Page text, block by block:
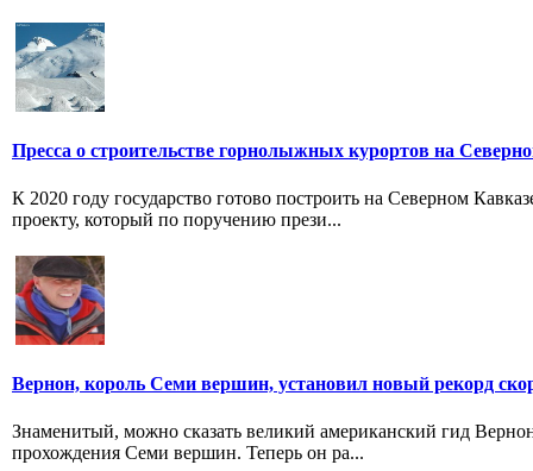
Пресса о строительстве горнолыжных курортов на
К 2020 году государство готово построить на Северном
проекту, который по поручению прези...
Вернон, король Семи вершин, установил новый рекорд
Знаменитый, можно сказать великий американский гид
прохождения Семи вершин. Теперь он ра...